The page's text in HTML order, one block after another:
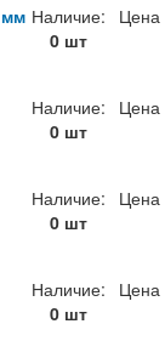
Наличие:
0 шт
Цена
Наличие:
0 шт
Цена
Наличие:
0 шт
Цена
Наличие:
0 шт
Цена